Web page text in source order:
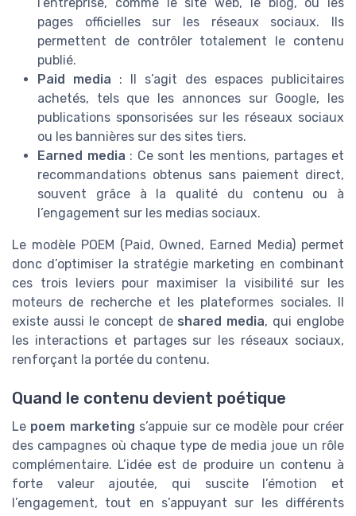
pages officielles sur les réseaux sociaux. Ils
permettent de contrôler totalement le contenu
publié.
Paid media : Il s’agit des espaces publicitaires
achetés, tels que les annonces sur Google, les
publications sponsorisées sur les réseaux sociaux
ou les bannières sur des sites tiers.
Earned media : Ce sont les mentions, partages et
recommandations obtenus sans paiement direct,
souvent grâce à la qualité du contenu ou à
l’engagement sur les medias sociaux.
Le modèle POEM (Paid, Owned, Earned Media) permet
donc d’optimiser la stratégie marketing en combinant
ces trois leviers pour maximiser la visibilité sur les
moteurs de recherche et les plateformes sociales. Il
existe aussi le concept de shared media, qui englobe
les interactions et partages sur les réseaux sociaux,
renforçant la portée du contenu.
Quand le contenu devient poétique
Le poem marketing s’appuie sur ce modèle pour créer
des campagnes où chaque type de media joue un rôle
complémentaire. L’idée est de produire un contenu à
forte valeur ajoutée, qui suscite l’émotion et
l’engagement, tout en s’appuyant sur les différents